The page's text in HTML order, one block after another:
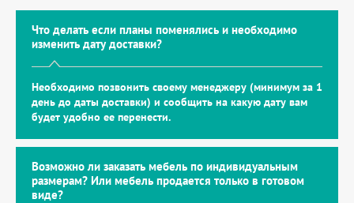
Что делать если планы поменялись и необходимо
изменить дату доставки?
Необходимо позвонить своему менеджеру (минимум за 1
день до даты доставки) и сообщить на какую дату вам
будет удобно ее перенести.
Возможно ли заказать мебель по индивидуальным
размерам? Или мебель продается только в готовом
виде?